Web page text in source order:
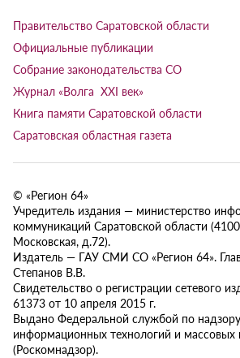
Правительство Саратовской области
Официальные публикации
Собрание законодательства СО
Журнал «Волга XXI век»
Книга памяти Саратовской области
Саратовская областная газета
© «Регион 64»
Учредитель издания — министерство
коммуникаций Саратовской области
Московская, д.72).
Издатель — ГАУ СМИ СО «Регион 64».
Степанов В.В.
Свидетельство о регистрации сетевого
61373 от 10 апреля 2015 г.
Выдано Федеральной службой по
информационных технологий и массовых
(Роскомнадзор).